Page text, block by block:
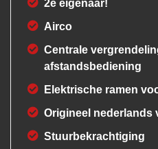
2e eigenaar!
Airco
Centrale
afstandsbediening
Elektrische ramen
Origineel nederlands
Stuurbekrachtiging